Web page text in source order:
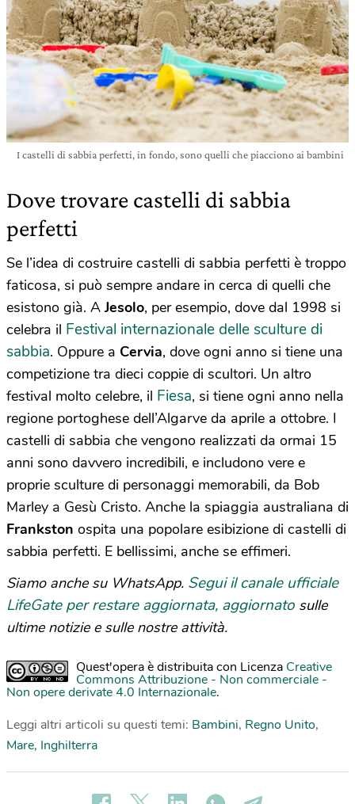
I castelli di sabbia perfetti, in fondo, sono quelli che piacciono ai bambini
Dove trovare castelli di sabbia
perfetti
Se l’idea di costruire castelli di sabbia perfetti è troppo
faticosa, si può sempre andare in cerca di quelli che
esistono già. AJesolo, per esempio, dove dal 1998 si
celebra il Festival internazionale delle sculture di
sabbia. Oppure a Cervia, dove ogni anno si tiene una
competizione tra dieci coppie di scultori. Un altro
festival molto celebre, il Fiesa, si tiene ogni anno nella
regione portoghese dell’Algarve da aprile a ottobre. I
castelli di sabbia che vengono realizzati da ormai 15
anni sono davvero incredibili, e includono vere e
proprie sculture di personaggi memorabili, da Bob
Marley a Gesù Cristo. Anche la spiaggia australiana di
Frankston ospita una popolare esibizione di castelli di
sabbia perfetti. E bellissimi, anche se effimeri.
Siamo anche su WhatsApp. Segui il canale ufficiale
LifeGate per restare aggiornata, aggiornato sulle
ultime notizie e sulle nostre attività.
Quest'opera è distribuita con Licenza Creative
Commons Attribuzione - Non commerciale -
Non opere derivate 4.0 Internazionale.
Leggi altri articoli su questi temi: Bambini, Regno Unito,
Mare, Inghilterra